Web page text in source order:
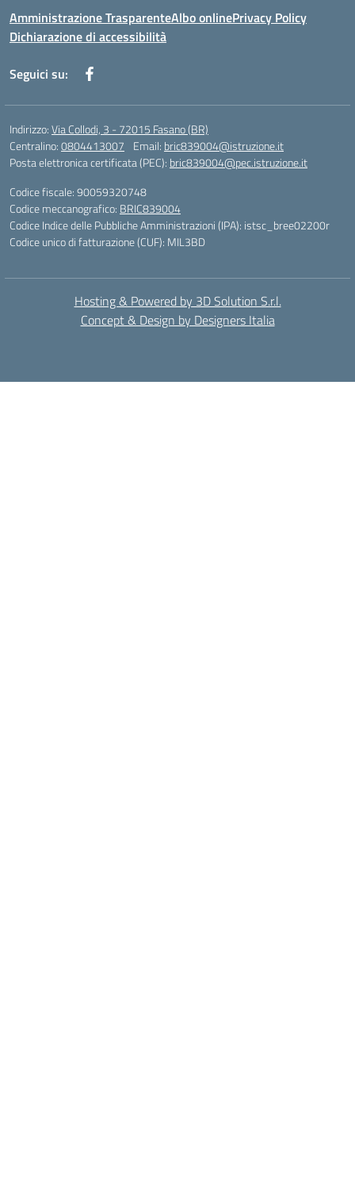
Amministrazione TrasparenteAlbo onlinePrivacy Policy
Dichiarazione di accessibilità
Seguici su:
Indirizzo:Via Collodi, 3 - 72015 Fasano (BR)
Centralino:0804413007 Email: bric839004@istruzione.it
Posta elettronica certificata (PEC): bric839004@pec.istruzione.it
Codice fiscale: 90059320748
Codice meccanografico: BRIC839004
Codice Indice delle Pubbliche Amministrazioni (IPA): istsc_bree02200r
Codice unico di fatturazione (CUF): MIL3BD
Hosting & Powered by 3D Solution S.r.l.
Concept & Design by Designers Italia